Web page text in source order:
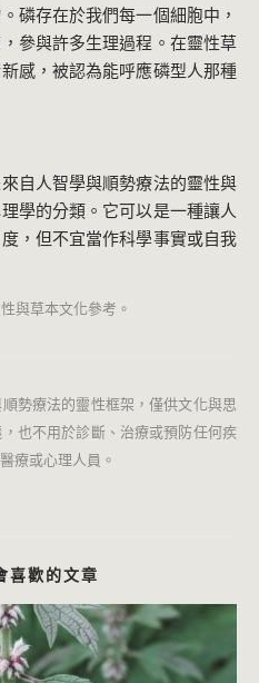
磷存在於我們每一個細胞中，
參與許多生理過程。在靈性草
感，被認為能呼應磷型人那種
自人智學與順勢療法的靈性與
學的分類。它可以是一種讓人
，但不宜當作科學事實或自我
與草本文化參考。
勢療法的靈性框架，僅供文化與思
也不用於診斷、治療或預防任何疾
療或心理人員。
喜歡的文章